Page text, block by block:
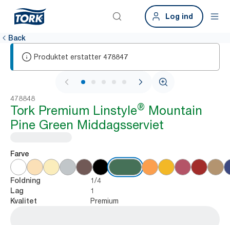
Log ind
Back
Produktet erstatter 478847
1 / 6
478848
Tork Premium Linstyle® Mountain
Pine Green Middagsserviet
Farve
Foldning 1/4
Lag 1
Kvalitet Premium